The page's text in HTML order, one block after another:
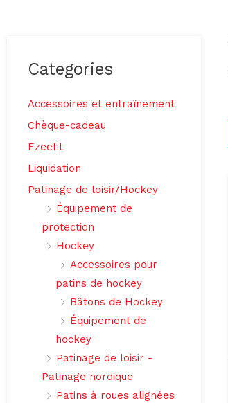
Categories
Accessoires et entraînement
Chèque-cadeau
Ezeefit
Liquidation
Patinage de loisir/Hockey
Équipement de
protection
Hockey
Accessoires pour
patins de hockey
Bâtons de Hockey
Équipement de
hockey
Patinage de loisir -
Patinage nordique
Patins à roues alignées